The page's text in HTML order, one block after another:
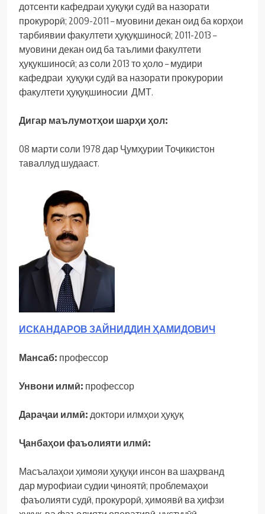
дотсенти кафедраи ҳуқуқи судӣ ва назорати
прокурорӣ; 2009-2011 – муовини декан оид ба корҳои
тарбиявии факултети ҳуқуқшиносӣ; 2011-2013 –
муовини декан оид ба таълими факултети
ҳуқукшиносӣ; аз соли 2013 то ҳоло – мудири
кафедраи ҳуқуқи судӣ ва назорати прокурории
факултети ҳуқуқшиносии ДМТ.
Дигар маълумотҳои шарҳи ҳол:
08 марти соли 1978 дар Ҷумҳурии Тоҷикистон
таваллуд шудааст.
ИСКАНДАРОВ ЗАЙНИДДИН ҲАМИДОВИЧ
Мансаб: профессор
Унвони илмӣ: профессор
Дараҷаи илмӣ: доктори илмҳои ҳуқуқ
Ҷанбаҳои фаъолияти илмӣ:
Масъалаҳои ҳимояи ҳуқуқи инсон ва шаҳрванд
дар мурофиаи судии ҷиноятӣ; проблемаҳои
фаъолияти судӣ, прокурорӣ, ҳимоявӣ ва ҳифзи